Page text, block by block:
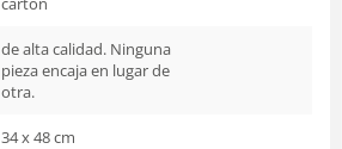
de alta calidad. Ninguna
pieza encaja en lugar de
otra.
34 x 48 cm